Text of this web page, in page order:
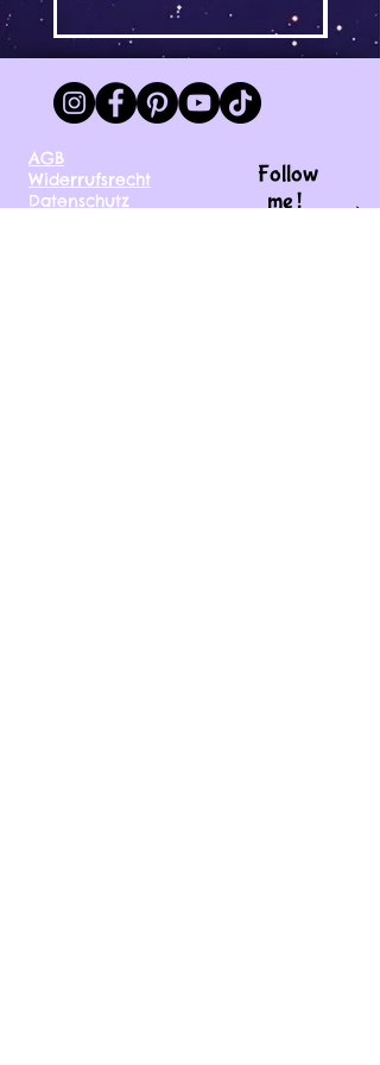
AGB
Widerrufsrecht
Datenschutz
Follow
me !